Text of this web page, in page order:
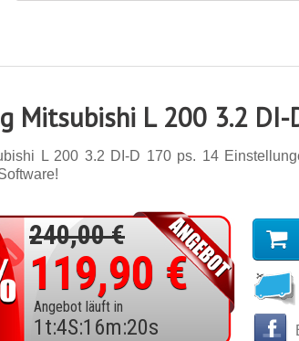
Mitsubishi L 200 3.2 DI-
L 200 3.2 DI-D 170 ps. 14
240,00 €
119,90 €
Angebot läuft in
1 t:4S:16m:18s